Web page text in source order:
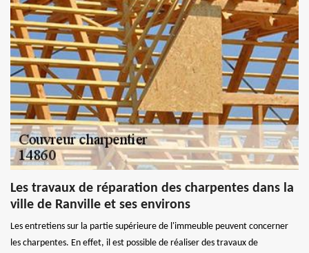
Les travaux de réparation des charpentes dans la
ville de Ranville et ses environs
Les entretiens sur la partie supérieure de l'immeuble peuvent concerner
les charpentes. En effet, il est possible de réaliser des travaux de